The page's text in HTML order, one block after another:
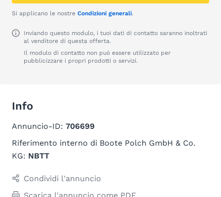
Si applicano le nostre Condizioni generali.
Inviando questo modulo, i tuoi dati di contatto saranno inoltrati
al venditore di questa offerta.
Il modulo di contatto non può essere utilizzato per
pubblicizzare i propri prodotti o servizi.
Info
Annuncio-ID: 706699
Riferimento interno di Boote Polch GmbH & Co.
KG: NBTT
Condividi l'annuncio